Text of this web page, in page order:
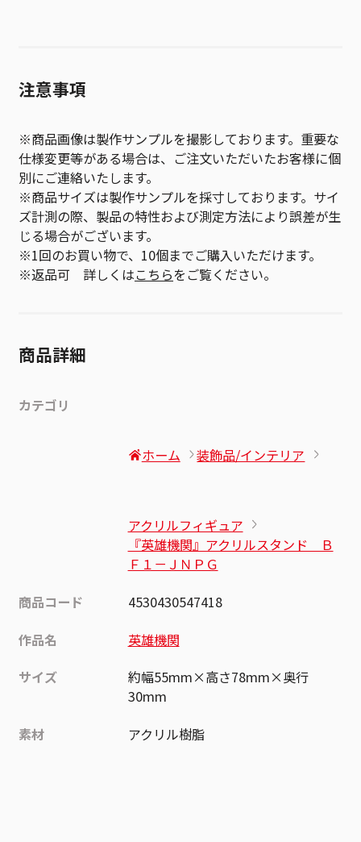
注意事項
※商品画像は製作サンプルを撮影しております。重要な
仕様変更等がある場合は、ご注文いただいたお客様に個
別にご連絡いたします。
※商品サイズは製作サンプルを採寸しております。サイ
ズ計測の際、製品の特性および測定方法により誤差が生
じる場合がございます。
※1回のお買い物で、10個までご購入いただけます。
※返品可 詳しくはこちらをご覧ください。
商品詳細
カテゴリ
ホーム 装飾品/インテリア
アクリルフィギュア
『英雄機関』アクリルスタンド Ｂ
Ｆ１－ＪＮＰＧ
商品コード
4530430547418
作品名
英雄機関
サイズ
約幅55mm×高さ78mm×奥行
30mm
素材
アクリル樹脂